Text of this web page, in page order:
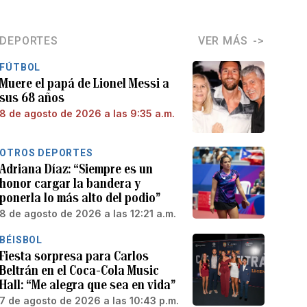
DEPORTES VER MÁS
FÚTBOL
Muere el papá de Lionel Messi a
sus 68 años
8 de agosto de 2026 a las 9:35 a.m.
OTROS DEPORTES
Adriana Díaz: “Siempre es un
honor cargar la bandera y
ponerla lo más alto del podio”
8 de agosto de 2026 a las 12:21 a.m.
BÉISBOL
Fiesta sorpresa para Carlos
Beltrán en el Coca-Cola Music
Hall: “Me alegra que sea en vida”
7 de agosto de 2026 a las 10:43 p.m.